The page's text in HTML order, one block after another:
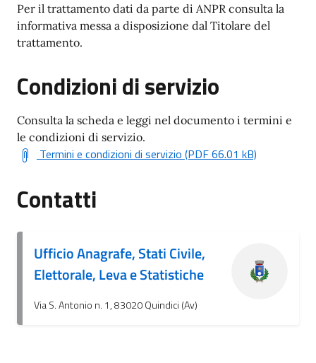
Per il trattamento dati da parte di ANPR consulta la
informativa messa a disposizione dal Titolare del
trattamento.
Condizioni di servizio
Consulta la scheda e leggi nel documento i termini e
le condizioni di servizio.
Termini e condizioni di servizio (PDF 66.01 kB)
Contatti
Ufficio Anagrafe, Stati Civile,
Elettorale, Leva e Statistiche
Via S. Antonio n. 1, 83020 Quindici (Av)